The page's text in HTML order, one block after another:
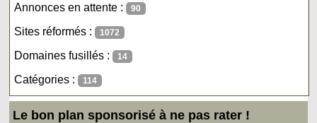
Annonces en attente : 90
Sites réformés : 1072
Domaines fusillés : 14
Catégories : 114
Le bon plan sponsorisé à ne pas rater !